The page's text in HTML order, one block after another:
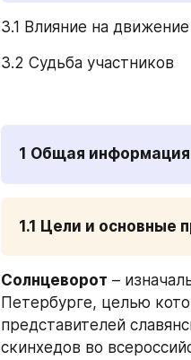
3.1 Влияние на движение
3.2 Судьба участников
1 Общая информация
1.1 Цели и основные
Солнцеворот –
Петербурге, целью
представителей
скинхедов во